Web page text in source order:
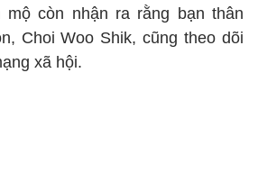
mộ còn nhận ra rằng bạn thân
Choi Woo Shik, cũng theo dõi
xã hội.